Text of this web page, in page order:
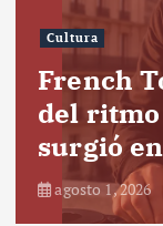
Cultura
French
del
surgió
agosto 1, 2026